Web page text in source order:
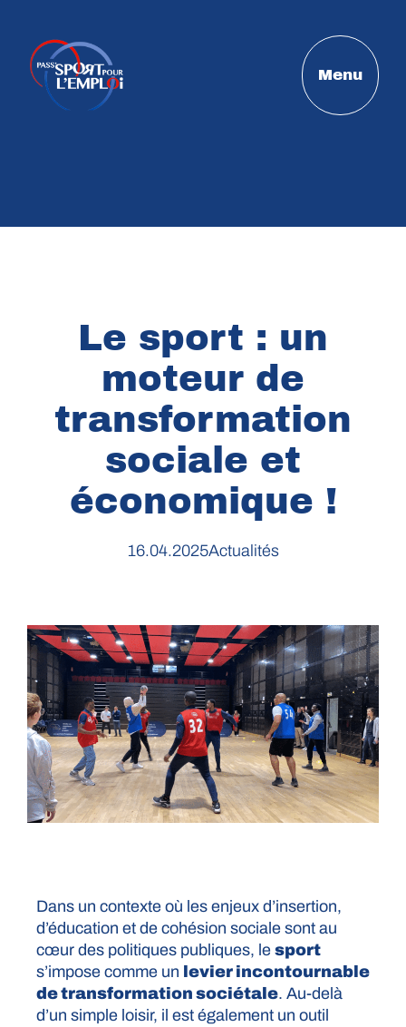
Menu
Le sport : un
moteur de
transformation
sociale et
économique !
16.04.2025Actualités
Dans un contexte où les enjeux d’insertion,
d’éducation et de cohésion sociale sont au
cœur des politiques publiques, le sport
s’impose comme un levier incontournable
de transformation sociétale. Au-delà
d’un simple loisir, il est également un outil